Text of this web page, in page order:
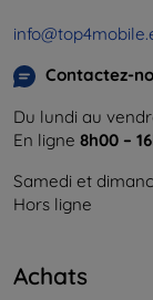
Contactez-
Du lundi au
En ligne 8h00 –
Samedi et
Hors ligne
Achats